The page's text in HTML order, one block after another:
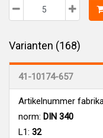
Varianten (168)
41-10174-657
Artikelnummer
norm: DIN 340
L1: 32